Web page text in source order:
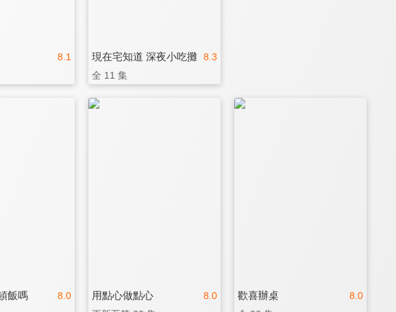
8.1 8.3
現在宅知道 深夜小吃攤
全 11 集
8.0
飯嗎 8.0
用點心做點心 8.0
歡喜辦桌